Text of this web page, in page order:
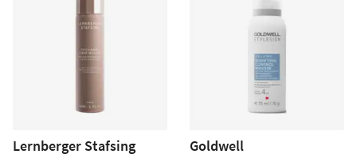
Lernberger Stafsing Goldwell